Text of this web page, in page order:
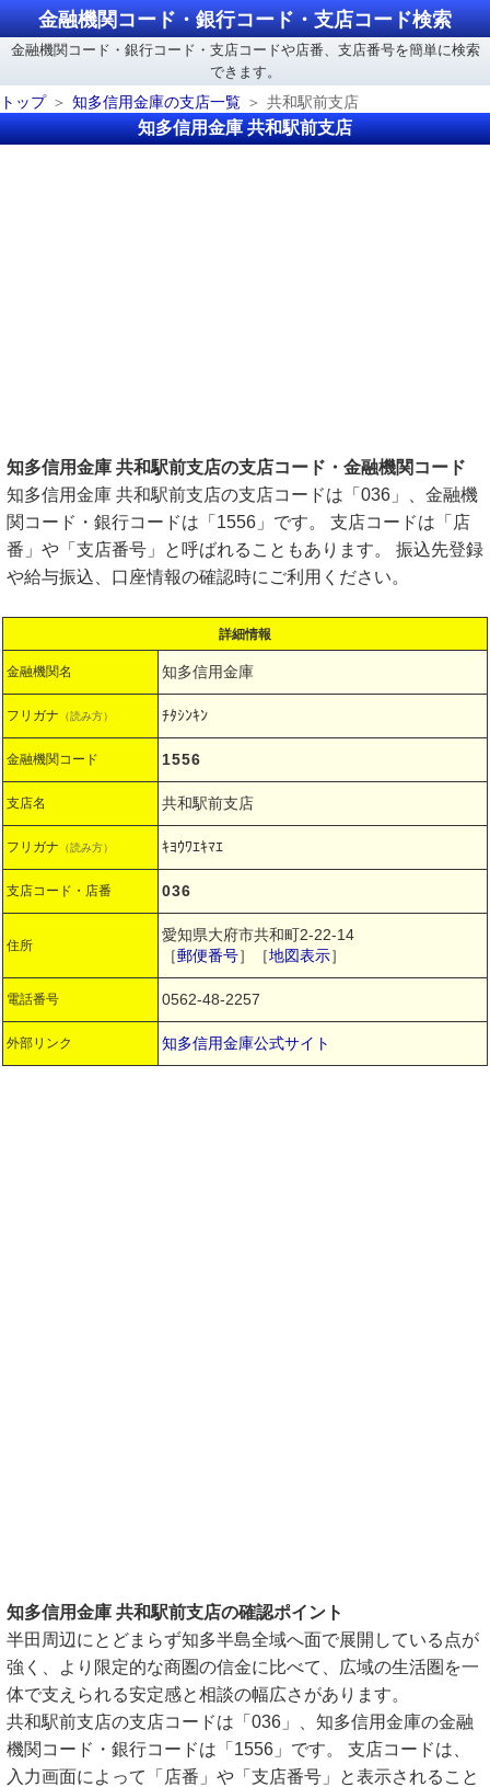
金融機関コード・銀行コード・支店コード検索
金融機関コード・銀行コード・支店コードや店番、支店番号を簡単に検索
できます。
トップ
知多信用金庫の支店一覧 共和駅前支店
知多信用金庫 共和駅前支店
知多信用金庫 共和駅前支店の支店コード・金融機関コード
知多信用金庫 共和駅前支店の支店コードは「036」、金融機
関コード・銀行コードは「1556」です。 支店コードは「店
番」や「支店番号」と呼ばれることもあります。 振込先登録
や給与振込、口座情報の確認時にご利用ください。
詳細情報
金融機関名 知多信用金庫
フリガナ （読み方） ﾁﾀｼﾝｷﾝ
金融機関コード 1556
支店名 共和駅前支店
フリガナ （読み方） ｷﾖｳﾜｴｷﾏｴ
支店コード・店番 036
住所
愛知県大府市共和町2-22-14
［郵便番号］［地図表示］
電話番号 0562-48-2257
外部リンク 知多信用金庫公式サイト
知多信用金庫 共和駅前支店の確認ポイント
半田周辺にとどまらず知多半島全域へ面で展開している点が
強く、より限定的な商圏の信金に比べて、広域の生活圏を一
体で支えられる安定感と相談の幅広さがあります。
共和駅前支店の支店コードは「036」、知多信用金庫の金融
機関コード・銀行コードは「1556」です。 支店コードは、
入力画面によって「店番」や「支店番号」と表示されること